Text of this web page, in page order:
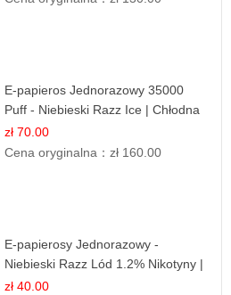
E-papieros Jednorazowy 35000
Puff - Niebieski Razz Ice | Chłodna
Malina
zł 70.00
Cena oryginalna：zł 160.00
E-papierosy Jednorazowy -
Niebieski Razz Lód 1.2% Nikotyny |
Mocne Doznania
zł 40.00